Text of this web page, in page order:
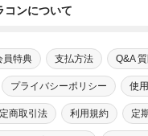
来ない可能性がございます。
運輸・ゆうパック）またはメール
選びいただけます。
での配送をお受けできない場合
8箱（4セット） / TeAmo1DAY：4
/ TeAmoCLEAR2WEEK：4箱
運輸・ゆうパック）送料：全国一
コポス）送料：全国送料無料
ン、キャンセル・交換時は送料
コンについて
及び高度管理医療機器販売業許
許可証「6新保衛薬第189号」
！
度ありカラコン
では、芸能人・モデルが愛用す
え、“度あり”タイプも合わせて
ーコンタクトをご利用する
員特典 支払方法 Q&A
プライバシーポリシー 使
商取引法 利用規約 定